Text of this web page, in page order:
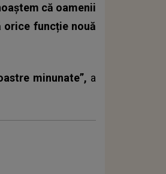
că oamenii
orice funcție nouă
minunate”, a